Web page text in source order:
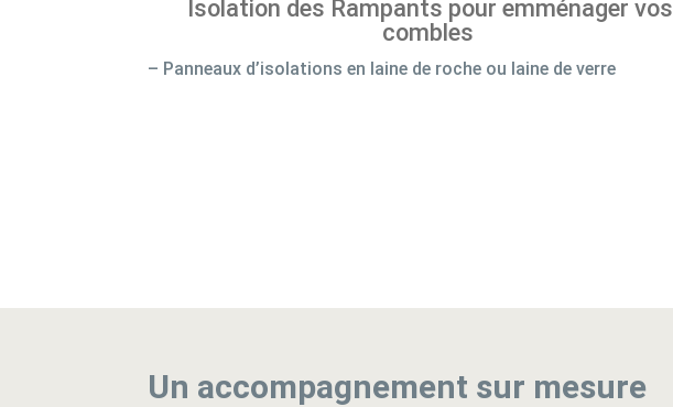
Isolation des Rampants pour emménager vos
combles
– Panneaux d’isolations en laine de roche ou laine de verre
Un accompagnement sur mesure